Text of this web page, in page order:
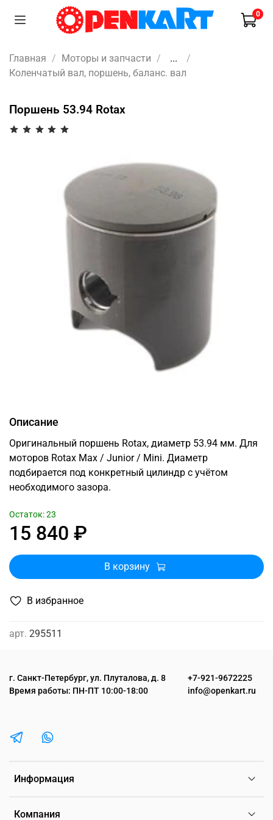
0
Главная Моторы и запчасти
...
Коленчатый вал, поршень, баланс. вал
Поршень 53.94 Rotax
В избранное
арт. 295511
Описание
Оригинальный поршень Rotax, диаметр 53.94 мм. Для
моторов Rotax Max / Junior / Mini. Диаметр
подбирается под конкретный цилиндр с учётом
необходимого зазора.
15 840 ₽
Остаток: 23
В корзину
Информация
Компания
г. Санкт-Петербург, ул. Плуталова, д. 8
Время работы: ПН-ПТ 10:00-18:00
+7-921-9672225
info@openkart.ru